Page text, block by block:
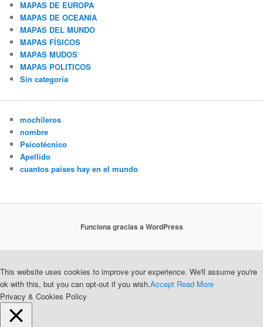
MAPAS DE EUROPA
MAPAS DE OCEANIA
MAPAS DEL MUNDO
MAPAS FÍSICOS
MAPAS MUDOS
MAPAS POLITICOS
Sin categoría
mochileros
nombre
Psicotécnico
Apellido
cuantos países hay en el mundo
Funciona gracias a WordPress
This website uses cookies to improve your experience. We'll assume you're
ok with this, but you can opt-out if you wish.Accept Read More
Privacy & Cookies Policy